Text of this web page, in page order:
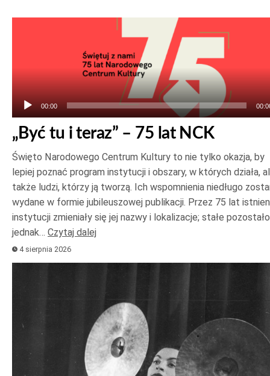
00:00
„Być tu i teraz” – 75 lat NCK
Święto Narodowego Centrum Kultury to nie tylko okazja, by
lepiej poznać program instytucji i obszary, w których działa,
także ludzi, którzy ją tworzą. Ich wspomnienia niedługo
wydane w formie jubileuszowej publikacji. Przez 75 lat
instytucji zmieniały się jej nazwy i lokalizacje; stałe pozostało
jednak… Czytaj dalej
4 sierpnia 2026